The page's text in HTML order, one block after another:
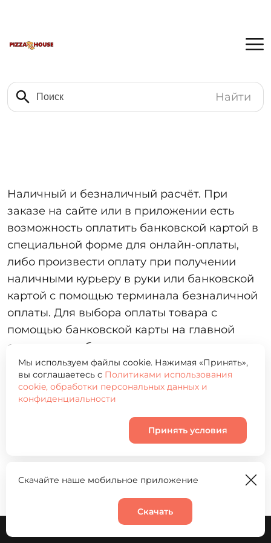
Найти
Наличный и безналичный расчёт. При
заказе на сайте или в приложении есть
возможность оплатить банковской картой в
специальной форме для онлайн-оплаты,
либо произвести оплату при получении
наличными курьеру в руки или банковской
картой с помощью терминала безналичной
оплаты. Для выбора оплаты товара с
помощью банковской карты на главной
странице необходимо в открытом
модальном окне виджета выбрать способ
оплаты (нажать на кнопку) – "Онлайн картой
на сайте". Оплата происходит с
использованием Банковских карт
следующих платежных систем: – МИР – VISA
Мы используем файлы cookie. Нажимая «Принять»,
вы соглашаетесь с Политиками использования
cookie, обработки персональных данных и
конфиденциальности
Принять условия
Скачайте наше мобильное приложение
Скачать